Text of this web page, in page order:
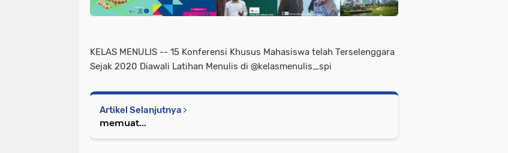
KELAS MENULIS -- 15 Konferensi Khusus Mahasiswa telah Terselenggara
Sejak 2020 Diawali Latihan Menulis di @kelasmenulis_spi
Artikel Selanjutnya
memuat...